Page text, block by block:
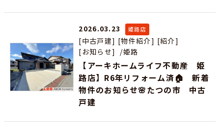
2026.03.23 姫路店
[中古戸建] [物件紹介] [紹介]
[お知らせ]
/姫路
【アーキホームライフ不動産 姫
路店】R6年リフォーム済🏠 新着
物件のお知らせ🌸たつの市 中古
戸建